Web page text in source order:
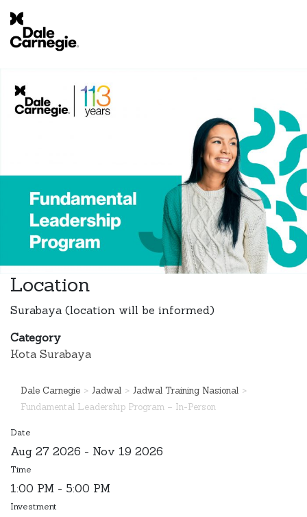
Location
Surabaya (location will be informed)
Category
Kota Surabaya
Dale Carnegie > Jadwal > Jadwal Training Nasional >
Fundamental Leadership Program – In-Person
Date
Aug 27 2026 - Nov 19 2026
Time
1:00 PM - 5:00 PM
Investment